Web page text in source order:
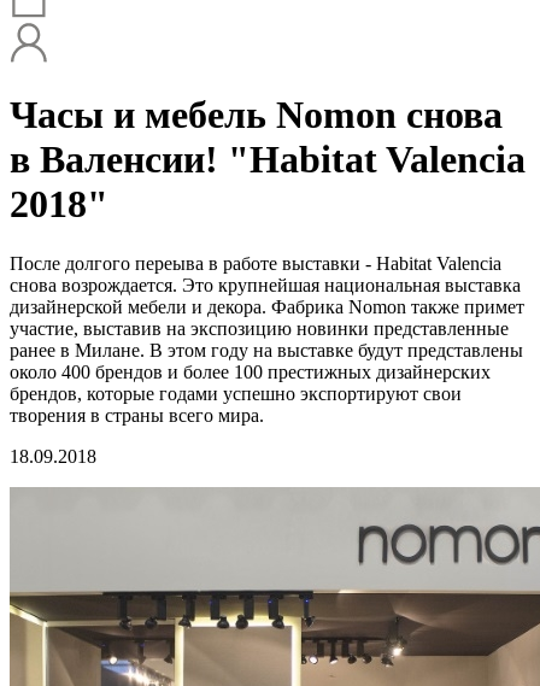
Часы и мебель Nomon снова
в Валенсии! "Habitat Valencia
2018"
После долгого переыва в работе выставки - Habitat Valencia
снова возрождается. Это крупнейшая национальная выставка
дизайнерской мебели и декора. Фабрика Nomon также примет
участие, выставив на экспозицию новинки представленные
ранее в Милане. В этом году на выставке будут представлены
около 400 брендов и более 100 престижных дизайнерских
брендов, которые годами успешно экспортируют свои
творения в страны всего мира.
18.09.2018